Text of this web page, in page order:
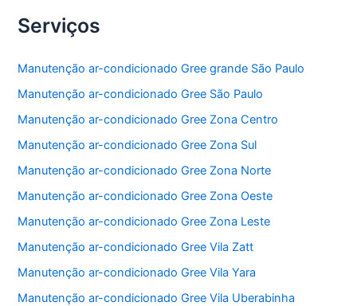
Serviços
Manutenção ar-condicionado Gree grande São Paulo
Manutenção ar-condicionado Gree São Paulo
Manutenção ar-condicionado Gree Zona Centro
Manutenção ar-condicionado Gree Zona Sul
Manutenção ar-condicionado Gree Zona Norte
Manutenção ar-condicionado Gree Zona Oeste
Manutenção ar-condicionado Gree Zona Leste
Manutenção ar-condicionado Gree Vila Zatt
Manutenção ar-condicionado Gree Vila Yara
Manutenção ar-condicionado Gree Vila Uberabinha